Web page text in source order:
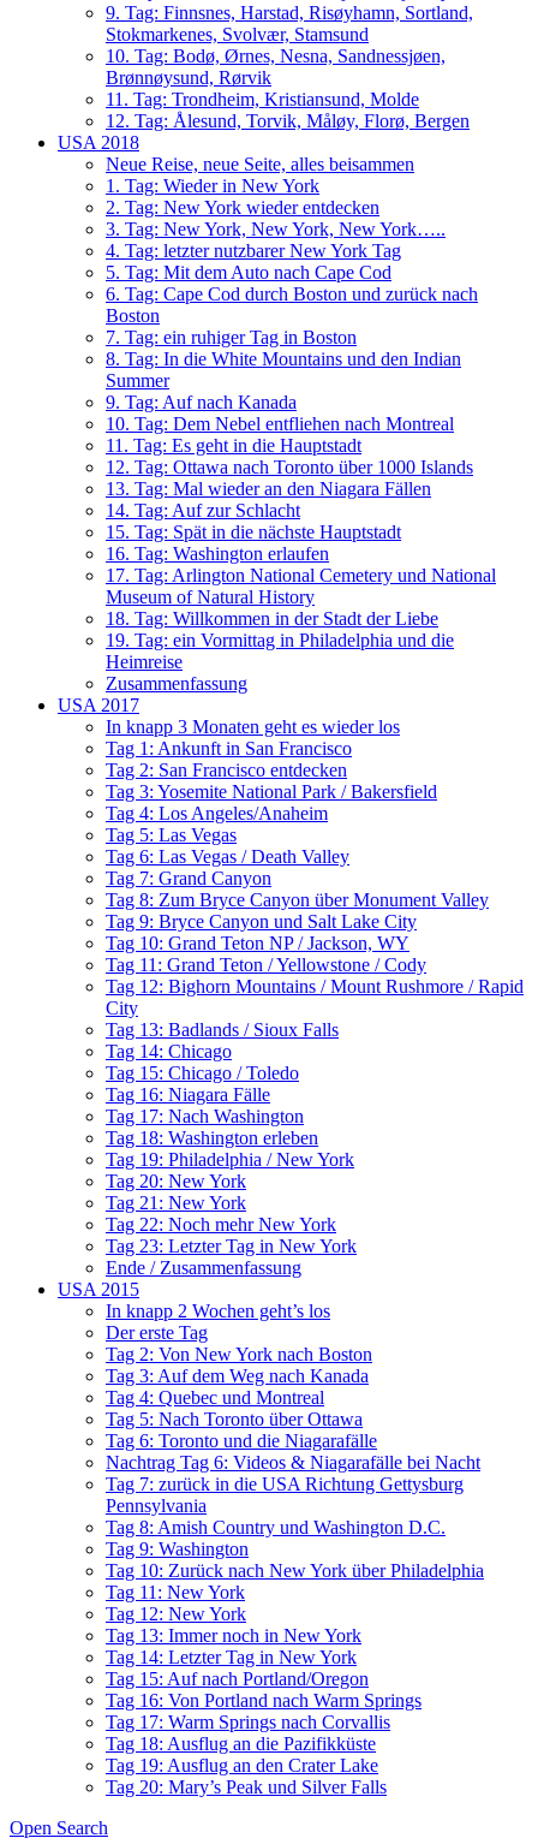
9. Tag: Finnsnes, Harstad, Risøyhamn, Sortland,
Stokmarkenes, Svolvær, Stamsund
10. Tag: Bodø, Ørnes, Nesna, Sandnessjøen,
Brønnøysund, Rørvik
11. Tag: Trondheim, Kristiansund, Molde
12. Tag: Ålesund, Torvik, Måløy, Florø, Bergen
USA 2018
Neue Reise, neue Seite, alles beisammen
1. Tag: Wieder in New York
2. Tag: New York wieder entdecken
3. Tag: New York, New York, New York…..
4. Tag: letzter nutzbarer New York Tag
5. Tag: Mit dem Auto nach Cape Cod
6. Tag: Cape Cod durch Boston und zurück nach
Boston
7. Tag: ein ruhiger Tag in Boston
8. Tag: In die White Mountains und den Indian
Summer
9. Tag: Auf nach Kanada
10. Tag: Dem Nebel entfliehen nach Montreal
11. Tag: Es geht in die Hauptstadt
12. Tag: Ottawa nach Toronto über 1000 Islands
13. Tag: Mal wieder an den Niagara Fällen
14. Tag: Auf zur Schlacht
15. Tag: Spät in die nächste Hauptstadt
16. Tag: Washington erlaufen
17. Tag: Arlington National Cemetery und National
Museum of Natural History
18. Tag: Willkommen in der Stadt der Liebe
19. Tag: ein Vormittag in Philadelphia und die
Heimreise
Zusammenfassung
USA 2017
In knapp 3 Monaten geht es wieder los
Tag 1: Ankunft in San Francisco
Tag 2: San Francisco entdecken
Tag 3: Yosemite National Park / Bakersfield
Tag 4: Los Angeles/Anaheim
Tag 5: Las Vegas
Tag 6: Las Vegas / Death Valley
Tag 7: Grand Canyon
Tag 8: Zum Bryce Canyon über Monument Valley
Tag 9: Bryce Canyon und Salt Lake City
Tag 10: Grand Teton NP / Jackson, WY
Tag 11: Grand Teton / Yellowstone / Cody
Tag 12: Bighorn Mountains / Mount Rushmore / Rapid
City
Tag 13: Badlands / Sioux Falls
Tag 14: Chicago
Tag 15: Chicago / Toledo
Tag 16: Niagara Fälle
Tag 17: Nach Washington
Tag 18: Washington erleben
Tag 19: Philadelphia / New York
Tag 20: New York
Tag 21: New York
Tag 22: Noch mehr New York
Tag 23: Letzter Tag in New York
Ende / Zusammenfassung
USA 2015
In knapp 2 Wochen geht’s los
Der erste Tag
Tag 2: Von New York nach Boston
Tag 3: Auf dem Weg nach Kanada
Tag 4: Quebec und Montreal
Tag 5: Nach Toronto über Ottawa
Tag 6: Toronto und die Niagarafälle
Nachtrag Tag 6: Videos & Niagarafälle bei Nacht
Tag 7: zurück in die USA Richtung Gettysburg
Pennsylvania
Tag 8: Amish Country und Washington D.C.
Tag 9: Washington
Tag 10: Zurück nach New York über Philadelphia
Tag 11: New York
Tag 12: New York
Tag 13: Immer noch in New York
Tag 14: Letzter Tag in New York
Tag 15: Auf nach Portland/Oregon
Tag 16: Von Portland nach Warm Springs
Tag 17: Warm Springs nach Corvallis
Tag 18: Ausflug an die Pazifikküste
Tag 19: Ausflug an den Crater Lake
Tag 20: Mary’s Peak und Silver Falls
Open Search